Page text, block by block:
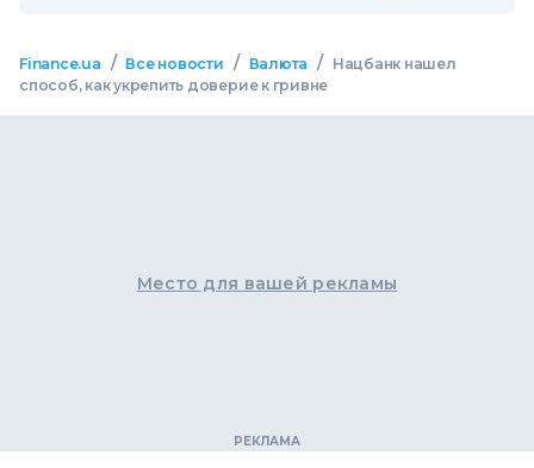
Finance.ua / Все новости / Валюта /
Нацбанк нашел
способ, как укрепить доверие к гривне
Место для вашей рекламы